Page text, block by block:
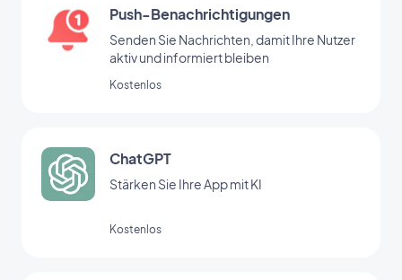
Push-Benachrichtigungen
Senden Sie Nachrichten, damit Ihre Nutzer
aktiv und informiert bleiben
Kostenlos
ChatGPT
Stärken Sie Ihre App mit KI
Kostenlos